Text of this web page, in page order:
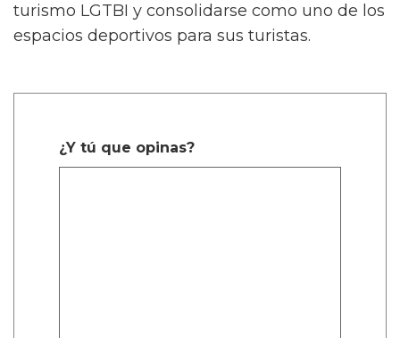
turismo LGTBI y consolidarse como uno de los
espacios deportivos para sus turistas.
¿Y tú que opinas?